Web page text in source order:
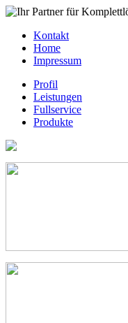
Kontakt
Home
Impressum
Profil
Leistungen
Fullservice
Produkte